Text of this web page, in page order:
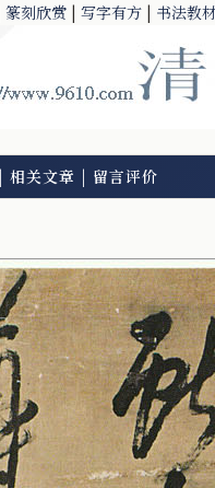
篆刻欣赏 | 写字有方 | 书法教
| 相关文章 | 留言评价